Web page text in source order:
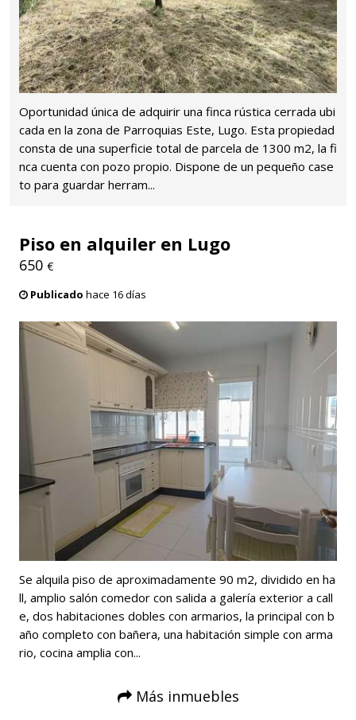
Oportunidad única de adquirir una finca rústica cerrada ubi
cada en la zona de Parroquias Este, Lugo. Esta propiedad
consta de una superficie total de parcela de 1300 m2, la fi
nca cuenta con pozo propio. Dispone de un pequeño case
to para guardar herram...
Piso en alquiler en Lugo
650 €
Publicado hace 16 días
Se alquila piso de aproximadamente 90 m2, dividido en ha
ll, amplio salón comedor con salida a galería exterior a call
e, dos habitaciones dobles con armarios, la principal con b
año completo con bañera, una habitación simple con arma
rio, cocina amplia con...
Más inmuebles